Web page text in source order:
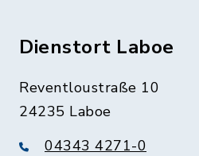
Dienstort Laboe
Reventloustraße 10
24235 Laboe
04343 4271-0